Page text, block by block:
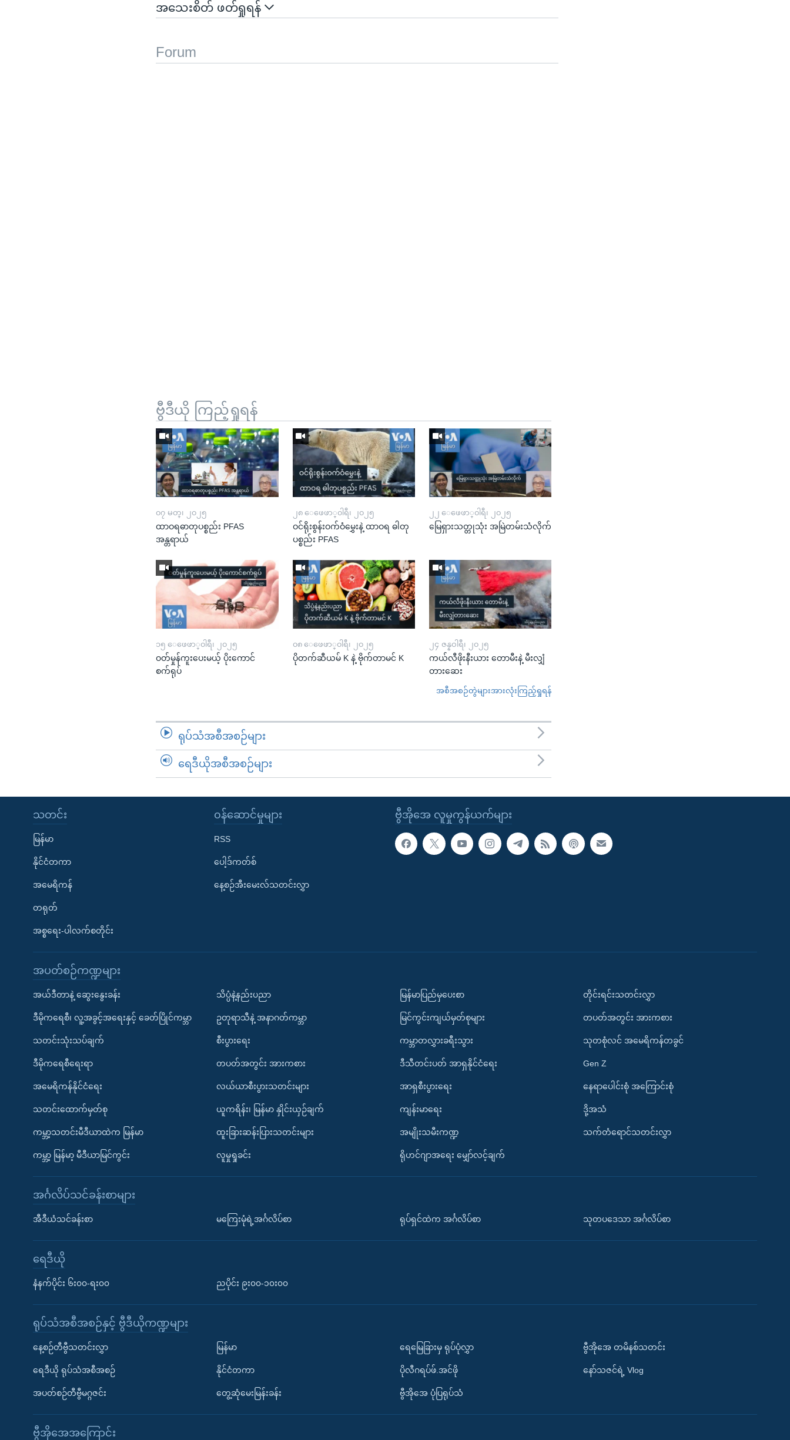
အသေးစိတ် ဖတ်ရှုရန်
Forum
ဗွီဒီယို ကြည့်ရှုရန်
၀၇ မတ္၊ ၂၀၂၅
ထာဝရဓာတုပစ္စည်း PFAS
အန္တရာယ်
၂၈ ေဖေဖာ္၀ါရီ၊ ၂၀၂၅
ဝင်ရိုးစွန်းဝက်ဝံမွှေးနဲ့ ထာဝရ ဓါတု
ပစ္စည်း PFAS
၂၂ ေဖေဖာ္၀ါရီ၊ ၂၀၂၅
မြေရှားသတ္တုသုံး အမြဲတမ်းသံလိုက်
၁၅ ေဖေဖာ္၀ါရီ၊ ၂၀၂၅
ဝတ်မှုန်ကူးပေးမယ့် ပိုးကောင်
စက်ရုပ်
၀၈ ေဖေဖာ္၀ါရီ၊ ၂၀၂၅
ပိုတက်ဆီယမ် K နဲ့ ဗိုက်တာမင် K
၂၄ ဇန္နဝါရီ၊ ၂၀၂၅
ကယ်လီဖိုးနီးယား တောမီးနဲ့ မီးလျှံ
တားဆေး
အစီအစဉ်တွဲများအားလုံးကြည့်ရှုရန်
ရုပ်သံအစီအစဉ်များ
ရေဒီယိုအစီအစဉ်များ
ဗွီအိုအေ လူမှုကွန်ယက်များ
သတင်း
မြန်မာ
နိုင်ငံတကာ
အမေရိကန်
တရုတ်
အစ္စရေး-ပါလက်စတိုင်း
၀န်ဆောင်မှုများ
RSS
ပေါ့ဒ်ကတ်စ်
နေ့စဉ်အီးမေးလ်သတင်းလွှာ
အပတ်စဉ်ကဏ္ဍများ
အယ်ဒီတာနဲ့ ဆွေးနွေးခန်း
ဒီမိုကရေစီ၊ လူ့အခွင့်အရေးနှင့် ခေတ်ပြိုင်ကမ္ဘာ
သတင်းသုံးသပ်ချက်
ဒီမိုကရေစီရေးရာ
အမေရိကန်နိုင်ငံရေး
သတင်းထောက်မှတ်စု
ကမ္ဘာ့သတင်းမီဒီယာထဲက မြန်မာ
ကမ္ဘာ့ မြန်မာ့ မီဒီယာမြင်ကွင်း
သိပ္ပံနဲ့နည်းပညာ
ဥတုရာသီနဲ့ အနာဂတ်ကမ္ဘာ
စီးပွားရေး
တပတ်အတွင်း အားကစား
လယ်ယာစီးပွားသတင်းများ
ယူကရိန်း၊ မြန်မာ နှိုင်းယှဉ်ချက်
ထူးခြားဆန်းပြားသတင်းများ
လူမှုရှုခင်း
မြန်မာပြည်မှပေးစာ
မြင်ကွင်းကျယ်မှတ်စုများ
ကမ္ဘာတလွှားခရီးသွား
ဒီသီတင်းပတ် အာရှနိုင်ငံရေး
အာရှစီးပွားရေး
ကျန်းမာရေး
အမျိုးသမီးကဏ္ဍ
ရိုဟင်ဂျာအရေး မျှော်လင့်ချက်
တိုင်းရင်းသတင်းလွှာ
တပတ်အတွင်း အားကစား
သုတစုံလင် အမေရိကန်တခွင်
Gen Z
နေရာပေါင်းစုံ အကြောင်းစုံ
ဒို့အသံ
သက်တံရောင်သတင်းလွှာ
အင်္ဂလိပ်သင်ခန်းစာများ
အီဒီယံသင်ခန်းစာ မကြေးမုံရဲ့အင်္ဂလိပ်စာ ရုပ်ရှင်ထဲက အင်္ဂလိပ်စာ သုတပဒေသာ အင်္ဂလိပ်စာ
ရေဒီယို
နံနက်ပိုင်း ၆း၀၀-ရး၀၀ ညပိုင်း ၉း၀၀-၁၀း၀၀
ရုပ်သံအစီအစဉ်နှင့် ဗွီဒီယိုကဏ္ဍများ
နေ့စဉ်တီဗွီသတင်းလွှာ
ရေဒီယို ရုပ်သံအစီအစဉ်
အပတ်စဉ်တီဗွီမဂ္ဂဇင်း
မြန်မာ
နိုင်ငံတကာ
တွေ့ဆုံမေးမြန်းခန်း
ရေမြေခြားမှ ရုပ်ပုံလွှာ
ပိုလီဂရပ်ဖ်.အင်ဖို
ဗွီအိုအေ ပုံပြရုပ်သံ
ဗွီအိုအေ တမိနစ်သတင်း
နော်သဇင်ရဲ့ Vlog
ဗွီအိုအေအကြောင်း